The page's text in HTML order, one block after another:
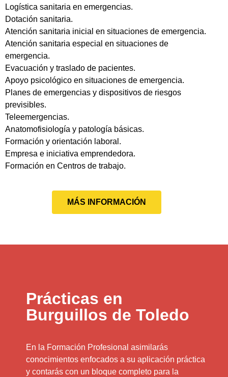
Logística sanitaria en emergencias.
Dotación sanitaria.
Atención sanitaria inicial en situaciones de emergencia.
Atención sanitaria especial en situaciones de
emergencia.
Evacuación y traslado de pacientes.
Apoyo psicológico en situaciones de emergencia.
Planes de emergencias y dispositivos de riesgos
previsibles.
Teleemergencias.
Anatomofisiología y patología básicas.
Formación y orientación laboral.
Empresa e iniciativa emprendedora.
Formación en Centros de trabajo.
MÁS INFORMACIÓN
Prácticas en
Burguillos de Toledo
En la Formación Profesional asimilarás
conocimientos enfocados a su aplicación práctica
y contarás con un bloque completo para la